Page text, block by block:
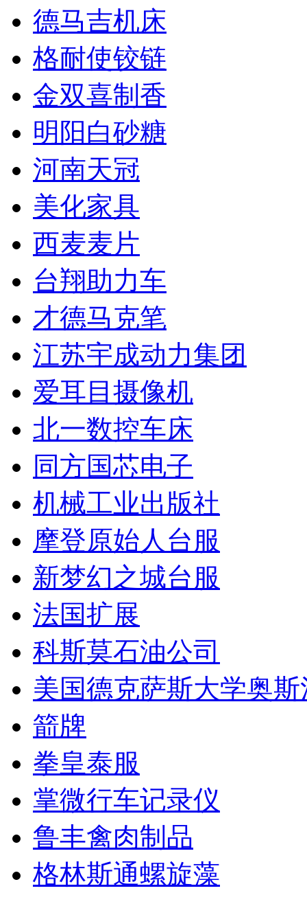
德马吉机床
格耐使铰链
金双喜制香
明阳白砂糖
河南天冠
美化家具
西麦麦片
台翔助力车
才德马克笔
江苏宇成动力集团
爱耳目摄像机
北一数控车床
同方国芯电子
机械工业出版社
摩登原始人台服
新梦幻之城台服
法国扩展
科斯莫石油公司
美国德克萨斯大学奥
箭牌
拳皇泰服
掌微行车记录仪
鲁丰禽肉制品
格林斯通螺旋藻